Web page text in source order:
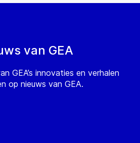
van GEA
GEA’s innovaties en verhalen
op nieuws van GEA.